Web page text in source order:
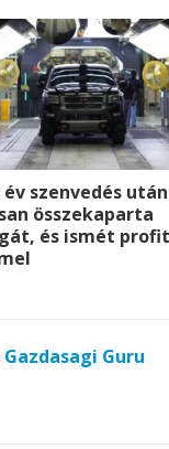
n
p
e
r
év szenvedés
összekaparta
és ismét
Gazdasagi Guru